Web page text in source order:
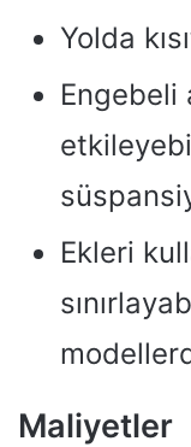
Yolda
Engebeli
Ekleri
Maliyetler